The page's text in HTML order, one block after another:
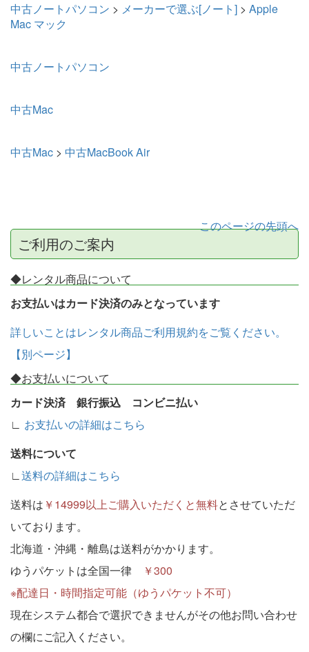
中古ノートパソコン > メーカーで選ぶ[ノート] > Apple
Mac マック
中古ノートパソコン
中古Mac
中古Mac > 中古MacBook Air
このページの先頭へ
ご利用のご案内
◆レンタル商品について
お支払いはカード決済のみとなっています
詳しいことはレンタル商品ご利用規約をご覧ください。
【別ページ】
◆お支払いについて
カード決済 銀行振込 コンビニ払い
∟ お支払いの詳細はこちら
送料について
∟送料の詳細はこちら
送料は ￥14999以上ご購入いただくと無料とさせていただ
いております。
北海道・沖縄・離島は送料がかかります。
ゆうパケットは全国一律
￥300
※配達日・時間指定可能（ゆうパケット不可）
現在システム都合で選択できませんがその他お問い合わせ
の欄にご記入ください。